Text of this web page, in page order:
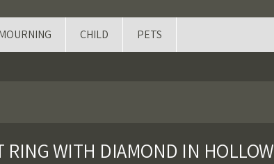
CHILD PETS
RING WITH DIAMOND IN HOLLOW